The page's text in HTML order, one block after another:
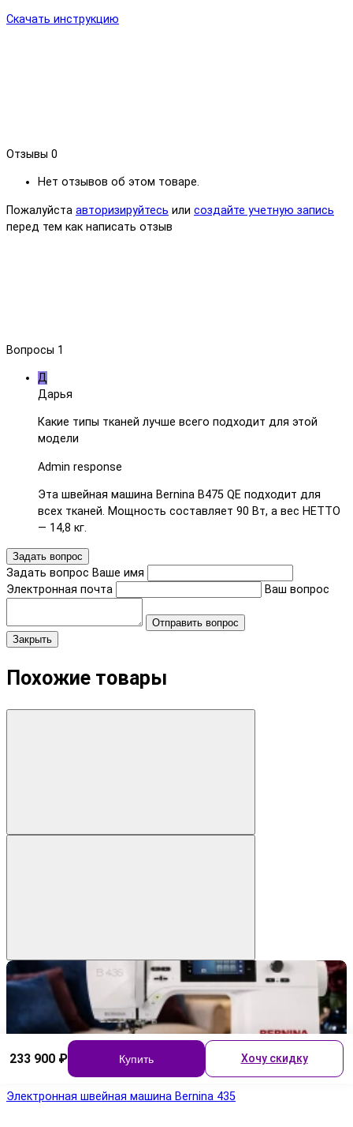
Скачать инструкцию
Отзывы 0
Нет отзывов об этом товаре.
Пожалуйста авторизируйтесь или создайте учетную запись
перед тем как написать отзыв
Вопросы 1
Д
Дарья
Какие типы тканей лучше всего подходит для этой
модели
Admin response
Эта швейная машина Bernina B475 QE подходит для
всех тканей. Мощность составляет 90 Вт, а вес НЕТТО
— 14,8 кг.
Задать вопрос
Задать вопрос Ваше имя
Электронная почта
Ваш вопрос
Отправить вопрос
Закрыть
Похожие товары
Электронная швейная машина Bernina 435
233 900 ₽ Купить Хочу скидку